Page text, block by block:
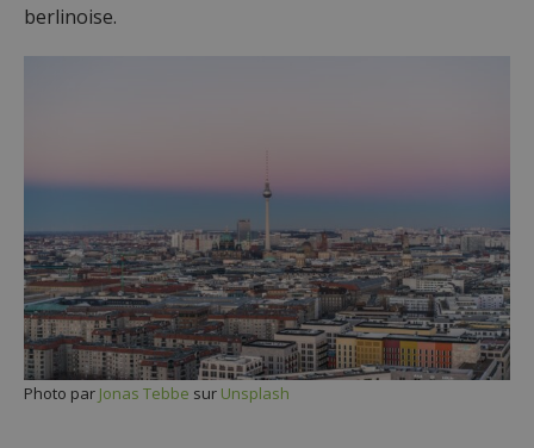
berlinoise.
Photo par Jonas Tebbe sur Unsplash